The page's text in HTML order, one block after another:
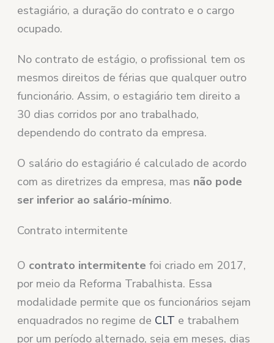
estagiário, a duração do contrato e o cargo
ocupado.
No contrato de estágio, o profissional tem os
mesmos direitos de férias que qualquer outro
funcionário. Assim, o estagiário tem direito a
30 dias corridos por ano trabalhado,
dependendo do contrato da empresa.
O salário do estagiário é calculado de acordo
com as diretrizes da empresa, mas não pode
ser inferior ao salário-mínimo.
Contrato intermitente
O contrato intermitente foi criado em 2017,
por meio da Reforma Trabalhista. Essa
modalidade permite que os funcionários sejam
enquadrados no regime de CLT e trabalhem
por um período alternado, seja em meses, dias